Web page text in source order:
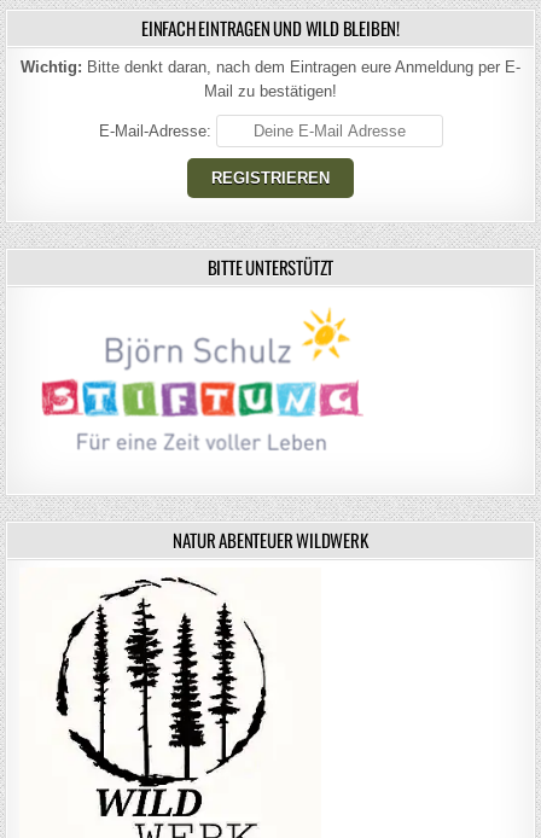
EINFACH EINTRAGEN UND WILD BLEIBEN!
Wichtig: Bitte denkt daran, nach dem Eintragen eure Anmeldung per E-
Mail zu bestätigen!
E-Mail-Adresse:
BITTE UNTERSTÜTZT
NATUR ABENTEUER WILDWERK